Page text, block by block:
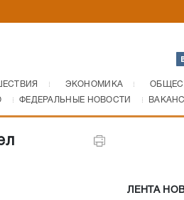
ЭКОНОМИКА
ФЕДЕРАЛЬНЫЕ НОВОСТИ
ЛЕНТА